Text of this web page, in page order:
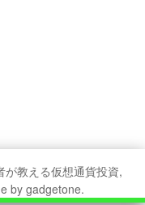
教える仮想通貨投資,
by gadgetone.